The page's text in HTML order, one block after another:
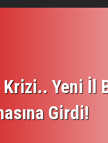
Yeni İl
Girdi!